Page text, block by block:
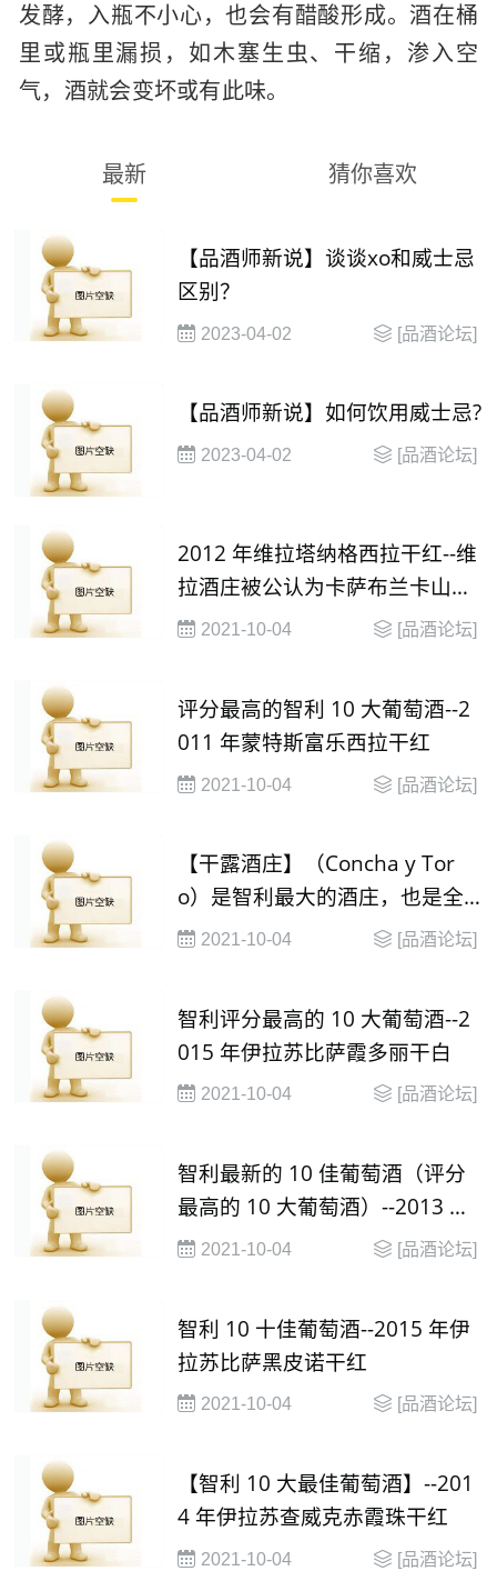
发酵，入瓶不小心，也会有醋酸形成。酒在桶
里或瓶里漏损，如木塞生虫、干缩，渗入空
气，酒就会变坏或有此味。
最新 猜你喜欢
【品酒师新说】谈谈xo和威士忌
区别？
2023-04-02 [品酒论坛]
【品酒师新说】如何饮用威士忌?
2023-04-02 [品酒论坛]
2012 年维拉塔纳格西拉干红--维
拉酒庄被公认为卡萨布兰卡山谷
最好的生产商之一
2021-10-04 [品酒论坛]
评分最高的智利 10 大葡萄酒--2
011 年蒙特斯富乐西拉干红
2021-10-04 [品酒论坛]
【干露酒庄】（Concha y Tor
o）是智利最大的酒庄，也是全
球第二大最受欢迎的葡萄酒品牌
2021-10-04 [品酒论坛]
智利评分最高的 10 大葡萄酒--2
015 年伊拉苏比萨霞多丽干白
2021-10-04 [品酒论坛]
智利最新的 10 佳葡萄酒（评分
最高的 10 大葡萄酒）--2013 年
桑雅干红
2021-10-04 [品酒论坛]
智利 10 十佳葡萄酒--2015 年伊
拉苏比萨黑皮诺干红
2021-10-04 [品酒论坛]
【智利 10 大最佳葡萄酒】--201
4 年伊拉苏查威克赤霞珠干红
2021-10-04 [品酒论坛]